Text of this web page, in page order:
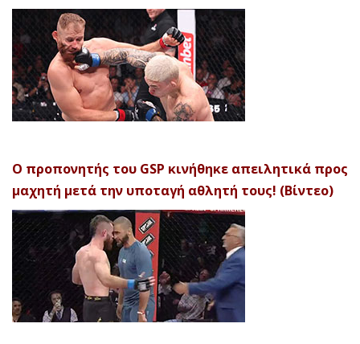
Ο προπονητής του GSP κινήθηκε απειλητικά προς
μαχητή μετά την υποταγή αθλητή τους! (Βίντεο)